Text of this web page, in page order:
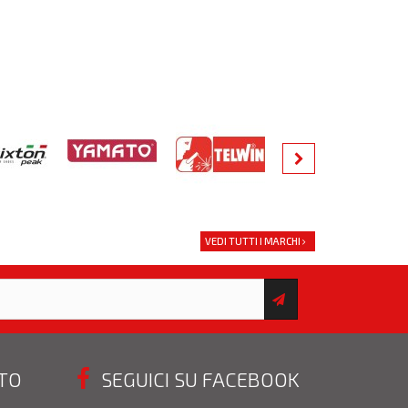
VEDI TUTTI I MARCHI
SEGUICI SU FACEBOOK